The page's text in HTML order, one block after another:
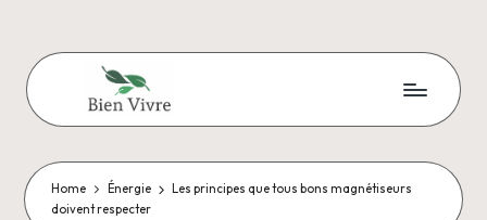
content
B
i
e
Pour
améliorer
sa
vie
Home Énergie
Les principes que tous bons magnétiseurs
doivent respecter